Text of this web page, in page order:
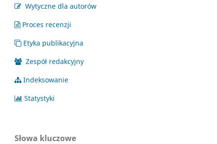
Wytyczne dla autorów
Proces recenzji
Etyka publikacyjna
Zespół redakcyjny
Indeksowanie
Statystyki
Słowa kluczowe